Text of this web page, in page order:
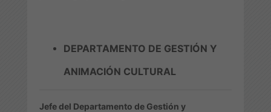
DEPARTAMENTO DE GESTIÓN Y
ANIMACIÓN CULTURAL
Jefe del Departamento de Gestión y